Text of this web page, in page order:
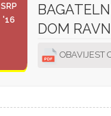
SRP
'16
DOM
OBAVIJEST